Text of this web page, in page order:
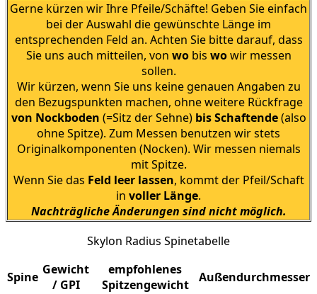
Gerne kürzen wir Ihre Pfeile/Schäfte! Geben Sie einfach
bei der Auswahl die gewünschte Länge im
entsprechenden Feld an. Achten Sie bitte darauf, dass
Sie uns auch mitteilen, von wobis wowir messen
sollen.
Wir kürzen, wenn Sie uns keine genauen Angaben zu
den Bezugspunkten machen, ohne weitere Rückfrage
von Nockboden (=Sitz der Sehne) bis Schaftende(also
ohne Spitze). Zum Messen benutzen wir stets
Originalkomponenten (Nocken). Wir messen niemals
mit Spitze.
Wenn Sie das Feld leer lassen, kommt der Pfeil/Schaft
in voller Länge.
Nachträgliche Änderungen sind nicht möglich.
Skylon Radius Spinetabelle
Spine Gewicht
/ GPI
empfohlenes
Spitzengewicht
Außendurchmesser